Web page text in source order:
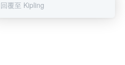
提醒您：系統會自動已讀訊息，如
回覆至 Kipling